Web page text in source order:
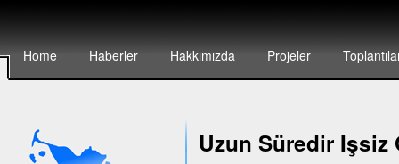
Home Haberler Hakkımızda Projeler
Uzun Süredir Işsiz